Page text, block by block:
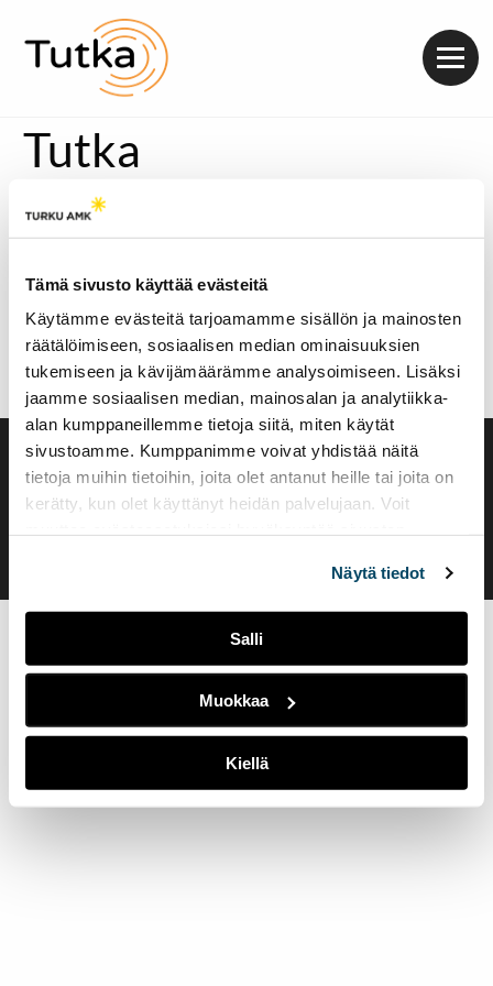
Tämä sivusto käyttää evästeitä
Käytämme evästeitä tarjoamamme sisällön ja mainosten
räätälöimiseen, sosiaalisen median ominaisuuksien
tukemiseen ja kävijämäärämme analysoimiseen. Lisäksi
jaamme sosiaalisen median, mainosalan ja analytiikka-
alan kumppaneillemme tietoja siitä, miten käytät
sivustoamme. Kumppanimme voivat yhdistää näitä
tietoja muihin tietoihin, joita olet antanut heille tai joita on
kerätty, kun olet käyttänyt heidän palvelujaan. Voit
Näytä tiedot
Salli
Muokkaa
Kiellä
Tutka
Kaupunkikettujen määrä vaikuttaa nousseen, vaikka
se on todennäköisesti pysynyt samana jo vuosia.
kesyyntymisestä.
[metaslider id=27674]
Kuuntele juttu tästä:
Äänitoistin
00:00 00:00
Saavutettavuusseloste
Evästeasetukset